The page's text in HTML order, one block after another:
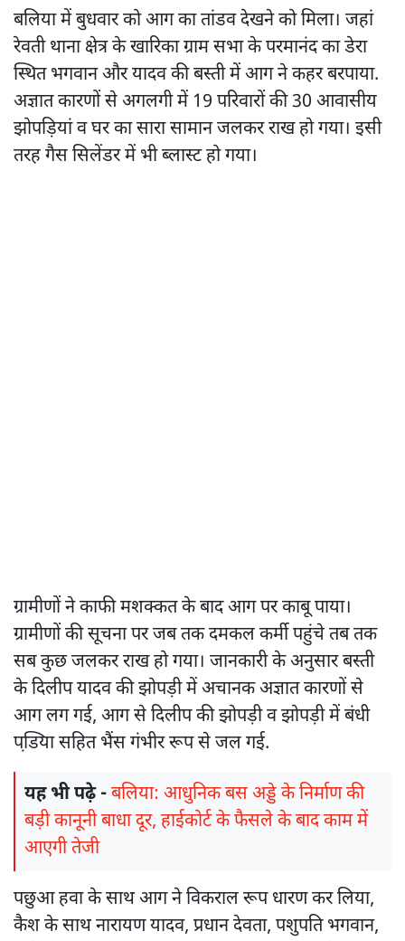
बलिया में बुधवार को आग का तांडव देखने को मिला। जहां
रेवती थाना क्षेत्र के खारिका ग्राम सभा के परमानंद का डेरा
स्थित भगवान और यादव की बस्ती में आग ने कहर बरपाया.
अज्ञात कारणों से अगलगी में 19 परिवारों की 30 आवासीय
झोपड़ियां व घर का सारा सामान जलकर राख हो गया। इसी
तरह गैस सिलेंडर में भी ब्लास्ट हो गया।
ग्रामीणों ने काफी मशक्कत के बाद आग पर काबू पाया।
ग्रामीणों की सूचना पर जब तक दमकल कर्मी पहुंचे तब तक
सब कुछ जलकर राख हो गया। जानकारी के अनुसार बस्ती
के दिलीप यादव की झोपड़ी में अचानक अज्ञात कारणों से
आग लग गई, आग से दिलीप की झोपड़ी व झोपड़ी में बंधी
पडि़या सहित भैंस गंभीर रूप से जल गई.
यह भी पढ़े -बलिया: आधुनिक बस अड्डे के निर्माण की
बड़ी कानूनी बाधा दूर, हाईकोर्ट के फैसले के बाद काम में
आएगी तेजी
पछुआ हवा के साथ आग ने विकराल रूप धारण कर लिया,
कैश के साथ नारायण यादव, प्रधान देवता, पशुपति भगवान,